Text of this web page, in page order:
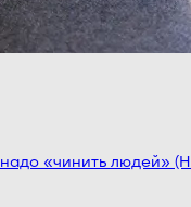
«чинить людей»